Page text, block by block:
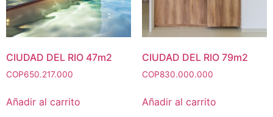
CIUDAD DEL RIO 47m2
COP650.217.000
Añadir al carrito
CIUDAD DEL RIO 79m2
COP830.000.000
Añadir al carrito